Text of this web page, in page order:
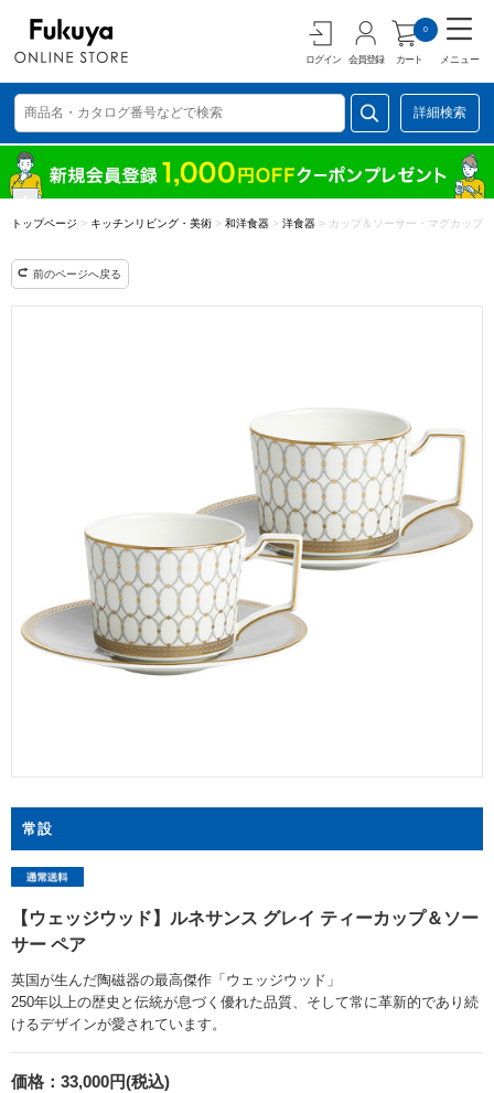
ログイン 会員登録 カート
0
メニュー
詳細検索
トップページ > キッチンリビング・美術 > 和洋食器 > 洋食器 > カップ＆ソーサー・マグカップ
前のページへ戻る
常設
【ウェッジウッド】ルネサンス グレイ ティーカップ＆ソー
サー ペア
英国が生んだ陶磁器の最高傑作「ウェッジウッド」
250年以上の歴史と伝統が息づく優れた品質、そして常に革新的であり続
けるデザインが愛されています。
価格： 33,000円(税込)